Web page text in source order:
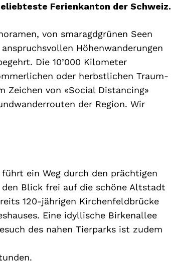
Ferienkanton der Schweiz.
von smaragdgrünen Seen
Höhenwanderungen
Die 10’000 Kilometer
oder herbstlichen Traum-
Zeichen von «Social Distancing»
der Region. Wir
ein Weg durch den prächtigen
Blick frei auf die schöne Altstadt
120-jährigen Kirchenfeldbrücke
Eine idyllische Birkenallee
des nahen Tierparks ist zudem